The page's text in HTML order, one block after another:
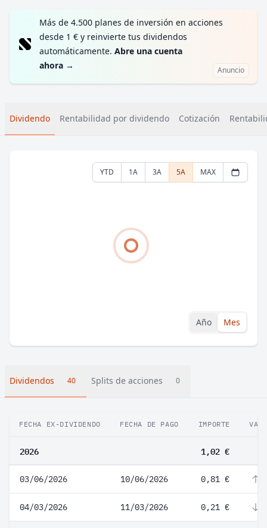
Más de 4.500 planes de inversión en acciones
desde 1 € y reinvierte tus dividendos
automáticamente. Abre una cuenta
ahora → Anuncio
Dividendo Rentabilidad por dividendo Cotización
YTD 1A 3A 5A MAX
Año Mes
Dividendos 40 Splits de acciones 0
FECHA EX-DIVIDENDO FECHA DE PAGO IMPORTE
2026 1,02 €
03/06/2026 10/06/2026 0,81 €
04/03/2026 11/03/2026 0,21 €